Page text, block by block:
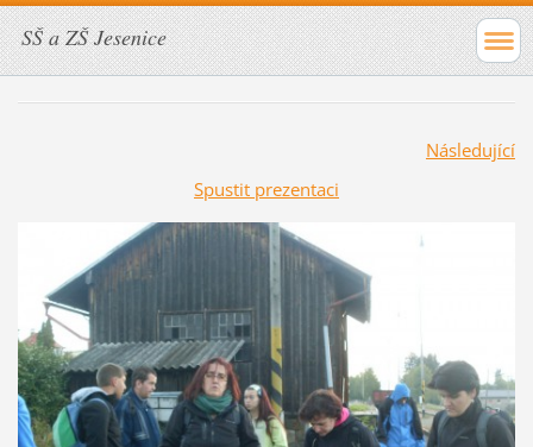
SŠ a ZŠ Jesenice
Následující
Spustit prezentaci